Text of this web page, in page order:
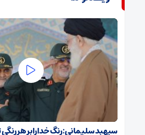
سپهبد سلیمانی: رنگ خدا را بر هر